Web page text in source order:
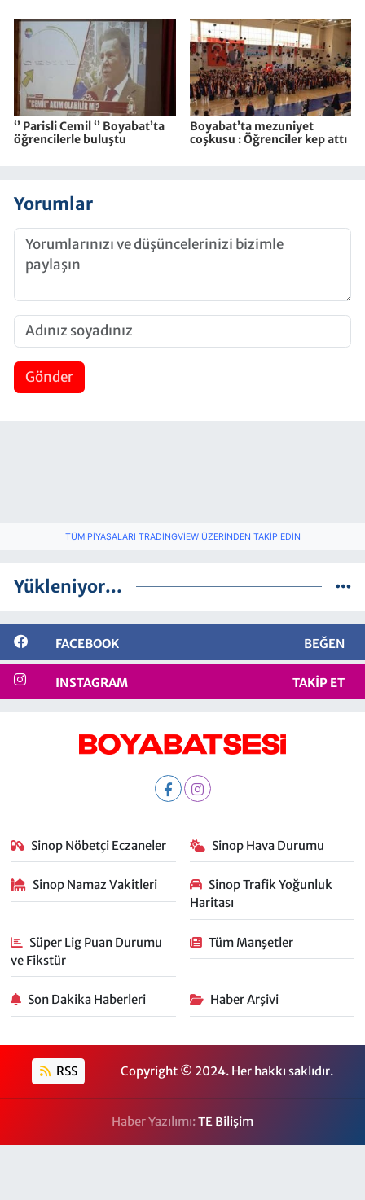
‘’ Parisli Cemil ‘’ Boyabat’ta
öğrencilerle buluştu
Boyabat’ta mezuniyet
coşkusu : Öğrenciler kep attı
Yorumlar
Gönder
TÜM PIYASALARI TRADINGVIEW ÜZERINDEN TAKIP EDIN
Yükleniyor...
FACEBOOK BEĞEN
INSTAGRAM TAKIP ET
Sinop Nöbetçi Eczaneler Sinop Hava Durumu
Sinop Namaz Vakitleri
Sinop Trafik Yoğunluk
Haritası
Süper Lig Puan Durumu
ve Fikstür
Tüm Manşetler
Son Dakika Haberleri Haber Arşivi
RSS Copyright © 2024. Her hakkı saklıdır.
Haber Yazılımı:TE Bilişim